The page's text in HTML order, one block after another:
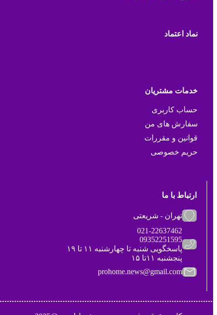
نماد اعتماد
خدمات مشتریان
حساب کاربری
سفارش های من
قوانین و مقررات
حریم خصوصی
ارتباط با ما
تهران - شریعتی
021-22637462
09352251595
پاسخگویی شنبه تا چهارشنبه ۱۱ تا ۱۹
پنجشنبه ۱۱تا ۱۵
prohome.news@gmail.com